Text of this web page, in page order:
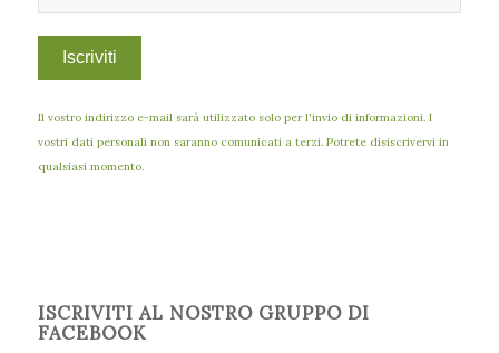
Il vostro indirizzo e-mail sarà utilizzato solo per l'invio di informazioni. I
vostri dati personali non saranno comunicati a terzi. Potrete disiscrivervi in
qualsiasi momento.
ISCRIVITI AL NOSTRO GRUPPO DI
FACEBOOK